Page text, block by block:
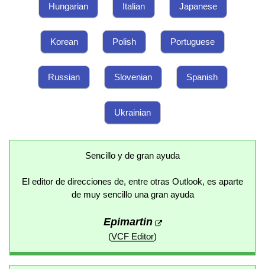
Hungarian Italian Japanese
Korean Polish Portuguese
Russian Slovenian Spanish
Ukrainian
Sencillo y de gran ayuda
El editor de direcciones de, entre otras Outlook, es aparte
de muy sencillo una gran ayuda
Epimartin
(VCF Editor)